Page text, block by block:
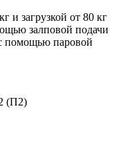
и загрузкой от 80 кг
залповой подачи
помощью паровой
(П2)